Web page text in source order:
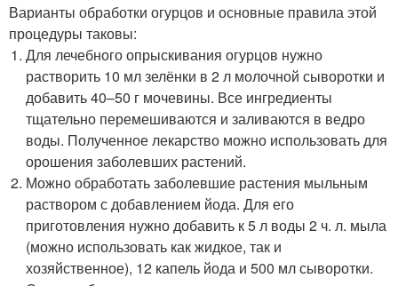
Варианты обработки огурцов и основные правила этой
процедуры таковы:
Для лечебного опрыскивания огурцов нужно
растворить 10 мл зелёнки в 2 л молочной сыворотки и
добавить 40–50 г мочевины. Все ингредиенты
тщательно перемешиваются и заливаются в ведро
воды. Полученное лекарство можно использовать для
орошения заболевших растений.
Можно обработать заболевшие растения мыльным
раствором с добавлением йода. Для его
приготовления нужно добавить к 5 л воды 2 ч. л. мыла
(можно использовать как жидкое, так и
хозяйственное), 12 капель йода и 500 мл сыворотки.